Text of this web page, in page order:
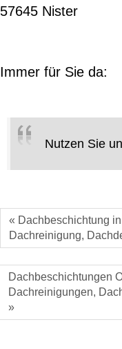
57645 Nister
Immer für Sie da:
Nutzen Sie
« Dachbeschichtung
Dachreinigung,
Dachbeschichtungen
Dachreinigungen,
»